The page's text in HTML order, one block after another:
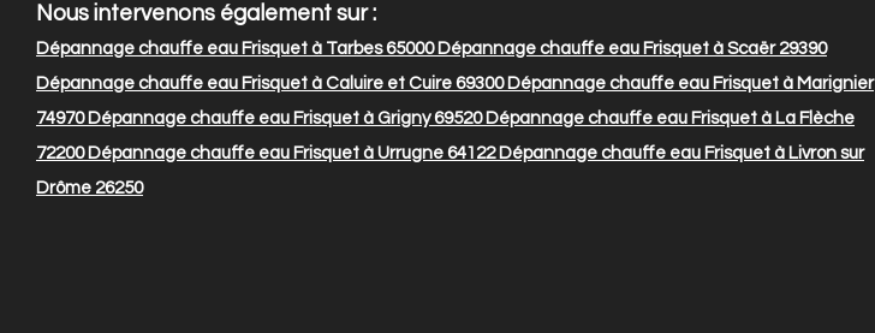
Nous intervenons également sur :
Dépannage chauffe eau Frisquet à Tarbes 65000Dépannage chauffe eau Frisquet à Scaër 29390
Dépannage chauffe eau Frisquet à Caluire et Cuire 69300Dépannage chauffe eau Frisquet à Marignier
74970Dépannage chauffe eau Frisquet à Grigny 69520Dépannage chauffe eau Frisquet à La Flèche
72200Dépannage chauffe eau Frisquet à Urrugne 64122Dépannage chauffe eau Frisquet à Livron sur
Drôme 26250